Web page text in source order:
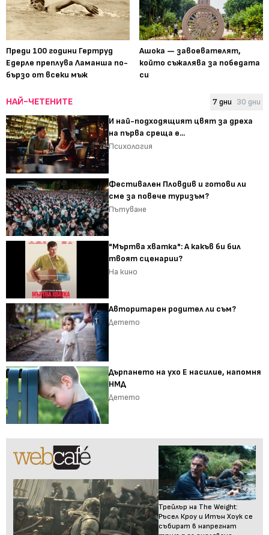
Преди 100 години Гертруд
Едерле преплува Ламанша по-
бързо от всеки мъж
Ашока — завоевателят,
който съжалява за победата
си
НАЙ-ЧЕТЕНИТЕ 7 дни 30 дни
И най-подходящият цвят за дреха
на първа среща е...
Психология
Фестивален Пловдив и готови ли
сме за повече туризъм?
Пътуване
"Мъртва хватка": А какъв би бил
твоят сценарии?
На кино
Авторитарен родител ли съм?
Детето
Дърпането на ухо Е насилие, напомня
НМД
Детето
Трейлър на The Weight:
Ръсел Кроу и Итън Хоук се
събират в напрегнат